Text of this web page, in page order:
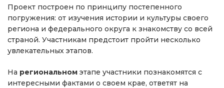
Проект построен по принципу постепенного
погружения: от изучения истории и культуры своего
региона и федерального округа к знакомству со всей
страной. Участникам предстоит пройти несколько
увлекательных этапов.
На региональном этапе участники познакомятся с
интересными фактами о своем крае, ответят на